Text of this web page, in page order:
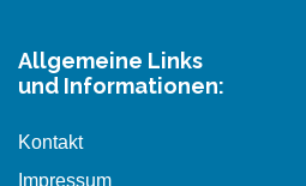
Allgemeine Links
und Informationen:
Kontakt
Impressum